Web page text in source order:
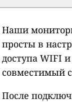
Наши
просты в
доступа WIFI
совместимый с
После